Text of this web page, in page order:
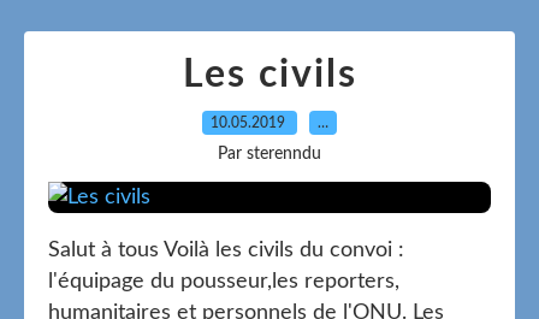
Les civils
10.05.2019 …
Par sterenndu
Salut à tous Voilà les civils du convoi :
l'équipage du pousseur,les reporters,
humanitaires et personnels de l'ONU. Les